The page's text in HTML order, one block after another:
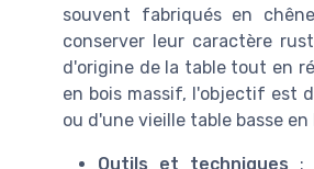
souvent fabriqués en
conserver leur caractère
d'origine de la table tout en
en bois massif, l'objectif est
ou d'une vieille table basse en
Outils et techniques :